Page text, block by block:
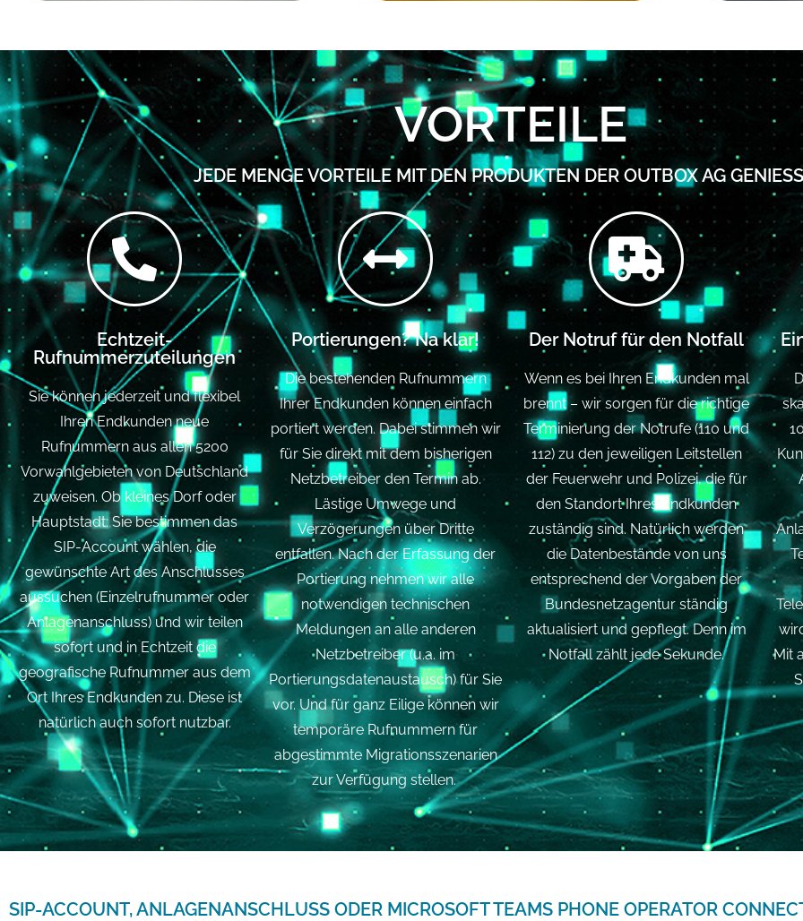
VORTEILE
JEDE MENGE VORTEILE MIT DEN PRODUKTEN DER OUTBOX AG
Echtzeit-
Rufnummerzuteilungen
Sie können jederzeit und flexibel
Ihren Endkunden neue
Rufnummern aus allen 5200
Vorwahlgebieten von Deutschland
zuweisen. Ob kleines Dorf oder
Hauptstadt: Sie bestimmen das
SIP-Account wählen, die
gewünschte Art des Anschlusses
aussuchen (Einzelrufnummer oder
Anlagenanschluss) und wir teilen
sofort und in Echtzeit die
geografische Rufnummer aus dem
Ort Ihres Endkunden zu. Diese ist
natürlich auch sofort nutzbar.
Portierungen? Na klar!
Die bestehenden Rufnummern
Ihrer Endkunden können einfach
portiert werden. Dabei stimmen wir
für Sie direkt mit dem bisherigen
Netzbetreiber den Termin ab.
Lästige Umwege und
Verzögerungen über Dritte
entfallen. Nach der Erfassung der
Portierung nehmen wir alle
notwendigen technischen
Meldungen an alle anderen
Netzbetreiber (u.a. im
Portierungsdatenaustausch) für Sie
vor. Und für ganz Eilige können wir
temporäre Rufnummern für
abgestimmte Migrationsszenarien
zur Verfügung stellen.
Der Notruf für den Notfall
Wenn es bei Ihren Endkunden mal
brennt – wir sorgen für die richtige
Terminierung der Notrufe (110 und
112) zu den jeweiligen Leitstellen
der Feuerwehr und Polizei, die für
den Standort Ihres Endkunden
zuständig sind. Natürlich werden
die Datenbestände von uns
entsprechend der Vorgaben der
Bundesnetzagentur ständig
aktualisiert und gepflegt. Denn im
Notfall zählt jede Sekunde.
Mit
SIP-ACCOUNT, ANLAGENANSCHLUSS ODER MICROSOFT TEAMS PHONE OPERATOR